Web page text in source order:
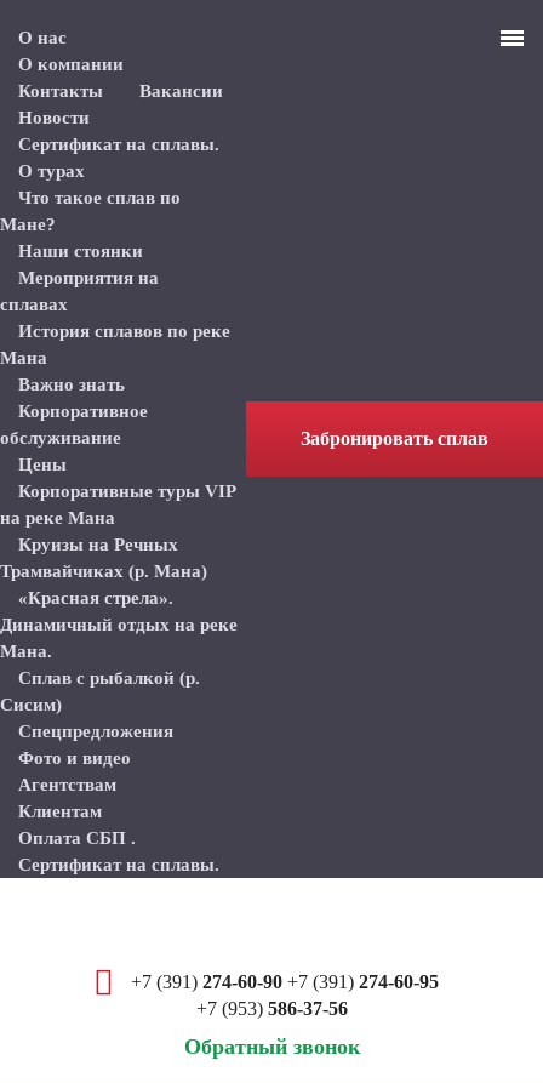
О нас
О компании
Контакты
Вакансии
Новости
Сертификат на сплавы.
О турах
Что такое сплав по
Мане?
Наши стоянки
Мероприятия на
сплавах
История сплавов по реке
Мана
Важно знать
Корпоративное
обслуживание
Цены
Корпоративные туры VIP
на реке Мана
Круизы на Речных
Трамвайчиках (р. Мана)
«Красная стрела».
Динамичный отдых на реке
Мана.
Сплав с рыбалкой (р.
Сисим)
Спецпредложения
Фото и видео
Агентствам
Клиентам
Оплата СБП .
Сертификат на сплавы.
Забронировать сплав
+7 (391) 274-60-90 +7 (391) 274-60-95
+7 (953) 586-37-56
Обратный звонок